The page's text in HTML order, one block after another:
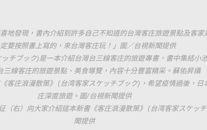
地發現，書內介紹到許多自己不知道的台灣客庄旅遊景點及客家
要按照書上寫的，來台灣客庄玩！」圖／台視新聞提供
ッチブック)是一本介紹台灣台三線客庄的旅遊專書，書中集結小
三線客庄的旅遊景點、美食導覽，內容十分豐富精采。蘇佑昇攝
客庄浪漫散策》 (台湾客家スケッチブック)，希望疫情過後，日
庄深度旅遊。圖/台視新聞提供
（右）向大家介紹這本新書《客庄浪漫散策》 (台湾客家スケッ
聞提供